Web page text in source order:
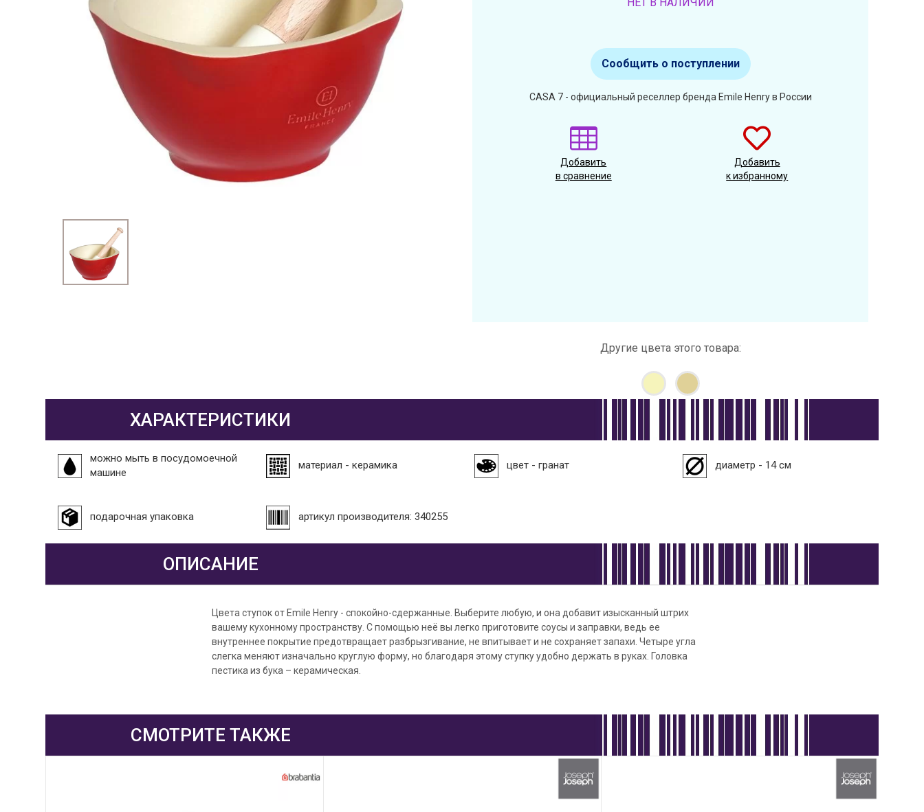
Сообщить о поступлении
CASA 7 - официальный реселлер бренда Emile Henry в России
Добавить
в сравнение
Добавить
к избранному
Другие цвета этого товара:
ХАРАКТЕРИСТИКИ
можно мыть в посудомоечной
машине
материал - керамика цвет - гранат диаметр - 14 см
подарочная упаковка артикул производителя: 340255
ОПИСАНИЕ
Цвета ступок от Emile Henry - спокойно-сдержанные. Выберите любую, и она добавит изысканный штрих
вашему кухонному пространству. С помощью неё вы легко приготовите соусы и заправки, ведь ее
внутреннее покрытие предотвращает разбрызгивание, не впитывает и не сохраняет запахи. Четыре угла
слегка меняют изначально круглую форму, но благодаря этому ступку удобно держать в руках. Головка
пестика из бука – керамическая.
СМОТРИТЕ ТАКЖЕ